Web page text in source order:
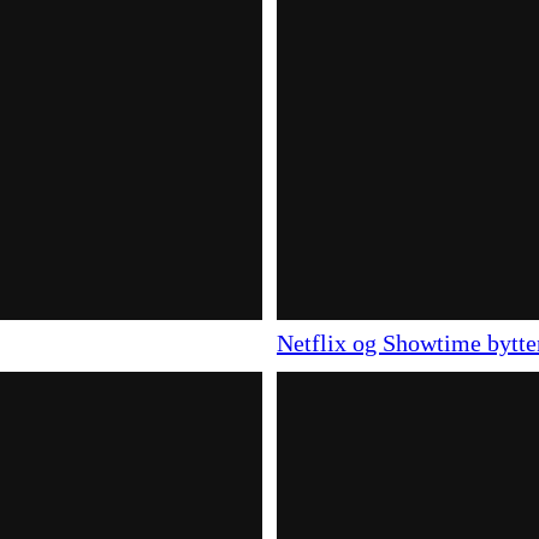
Netflix og Showtime